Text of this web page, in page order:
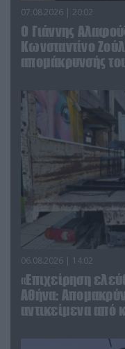
07.08.2026 | 20:02
Ο Γιάννης
Κωνσταντίνο
απομάκρυνσής
06.08.2026 | 14:02
«Επιχείρηση
Αθήνα:
αντικείμενα από